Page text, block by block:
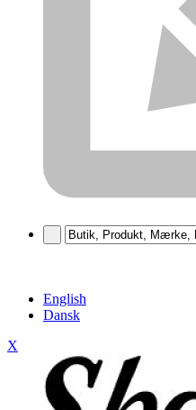
English
Dansk
X